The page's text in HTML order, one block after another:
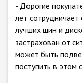
- Дорогие
лет
лучших шин и
застрахован от
может быть
поступить в этом